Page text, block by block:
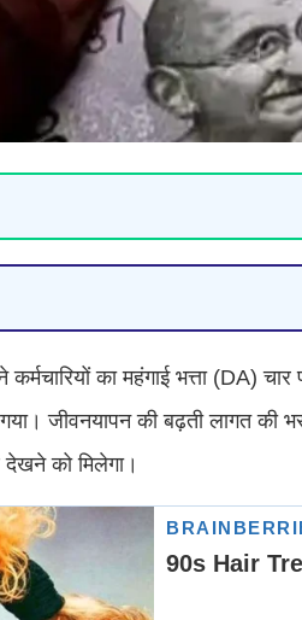
का महंगाई भत्ता (DA)
जीवनयापन की बढ़ती लागत की
को मिलेगा।